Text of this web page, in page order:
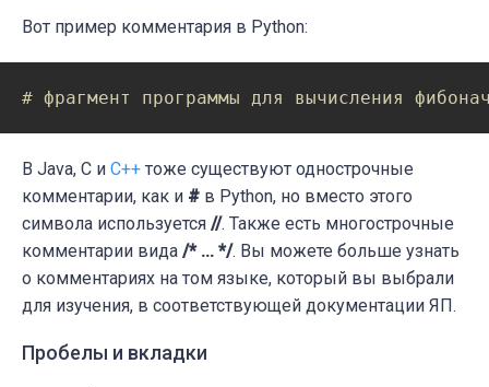
Вот пример комментария в Python:
# фрагмент программы для вычисления
В Java, C и C++ тоже существуют однострочные
комментарии, как и # в Python, но вместо этого
символа используется //. Также есть многострочные
комментарии вида /* ... */. Вы можете больше узнать
о комментариях на том языке, который вы выбрали
для изучения, в соответствующей документации ЯП.
Пробелы и вкладки